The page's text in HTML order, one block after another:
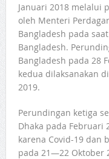
Januari 2018 melalui
oleh Menteri
Bangladesh pada
Bangladesh.
Bangladesh pada 28
kedua dilaksanakan
2019.
Perundingan ketiga
Dhaka pada
karena Covid-19 dan
pada 21—22 Oktober